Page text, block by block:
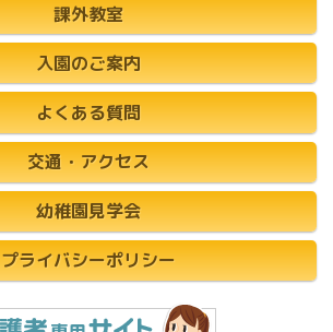
課外教室
入園のご案内
よくある質問
交通・アクセス
幼稚園見学会
プライバシーポリシー